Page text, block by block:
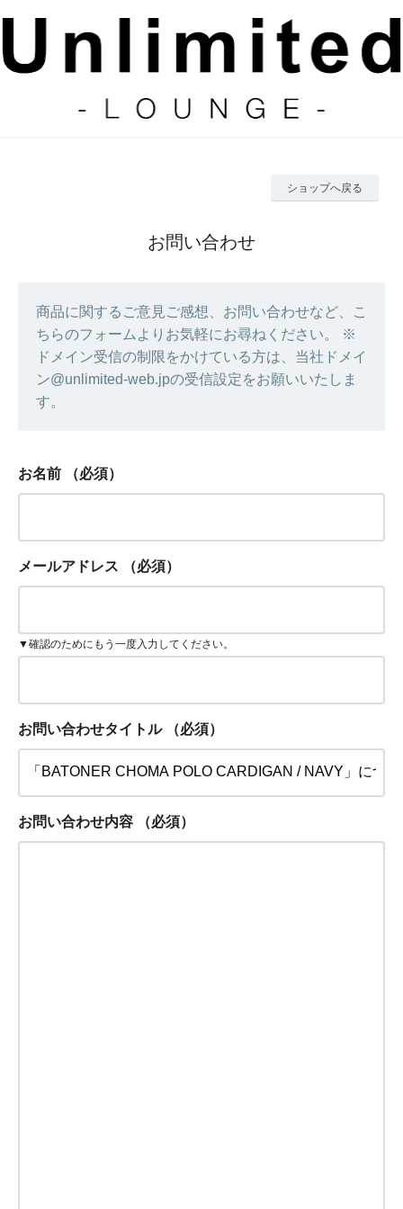
ショップへ戻る
お問い合わせ
商品に関するご意見ご感想、お問い合わせなど、こ
ちらのフォームよりお気軽にお尋ねください。 ※
ドメイン受信の制限をかけている方は、当社ドメイ
ン@unlimited-web.jpの受信設定をお願いいたしま
す。
お名前 （必須）
メールアドレス （必須）
▼確認のためにもう一度入力してください。
お問い合わせタイトル （必須）
お問い合わせ内容 （必須）